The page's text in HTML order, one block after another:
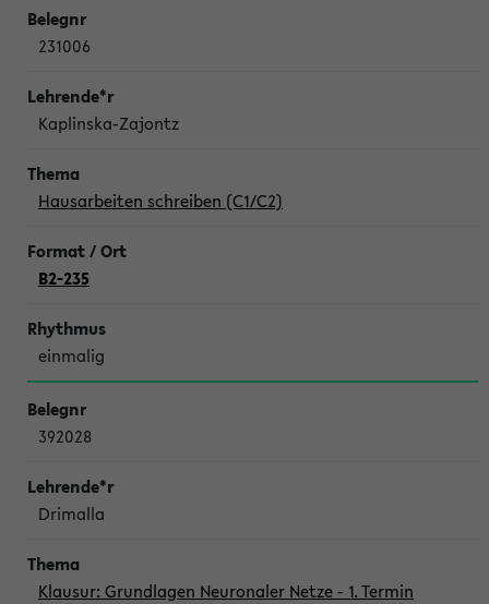
231006
Kaplinska-Zajontz
Hausarbeiten schreiben (C1/C2)
B2-235
einmalig
392028
Drimalla
Klausur: Grundlagen Neuronaler Netze - 1. Termin